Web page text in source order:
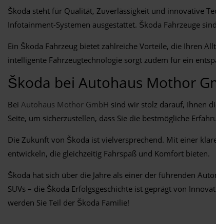
Škoda steht für Qualität, Zuverlässigkeit und innovative
Infotainment-Systemen ausgestattet. Škoda Fahrzeuge
Ein Škoda Fahrzeug bietet zahlreiche Vorteile, die Ihren
intelligente Fahrzeugtechnologie sorgt zudem für ein
Škoda bei Autohaus Mothor
Bei Autohaus Mothor GmbH sind wir stolz darauf, Ihnen
Seite, um sicherzustellen, dass Sie die bestmögliche
Die Zukunft von Škoda ist vielversprechend. Mit einer
entwickeln, die gleichzeitig Fahrspaß und Komfort bieten.
Škoda hat sich über die Jahre als einer der führenden
SUVs – die Škoda Erfolgsgeschichte ist geprägt von
werden Sie Teil der Škoda Familie!